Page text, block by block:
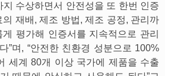
지 수상하면서 안전성을 또 한번 인증
재배, 제조 방법, 제조 공정, 관리까
평가해 인증서를 지속적으로 관리
”며, “안전한 친환경 성분으로 100%
세계 80개 이상 국가에 제품을 수출